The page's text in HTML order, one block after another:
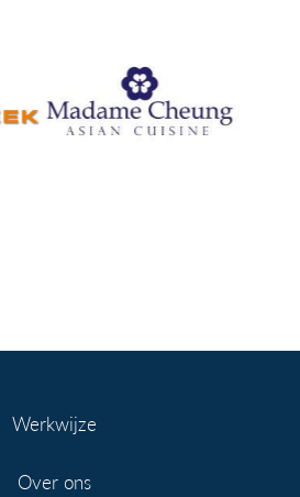
Werkwijze
Over ons